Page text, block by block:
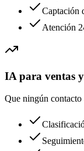
Captación
Atención
IA para ventas
Que ningún